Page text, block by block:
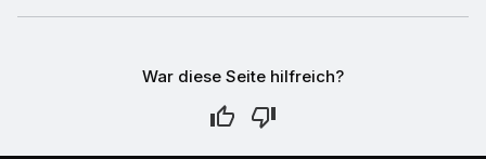
War diese Seite hilfreich?